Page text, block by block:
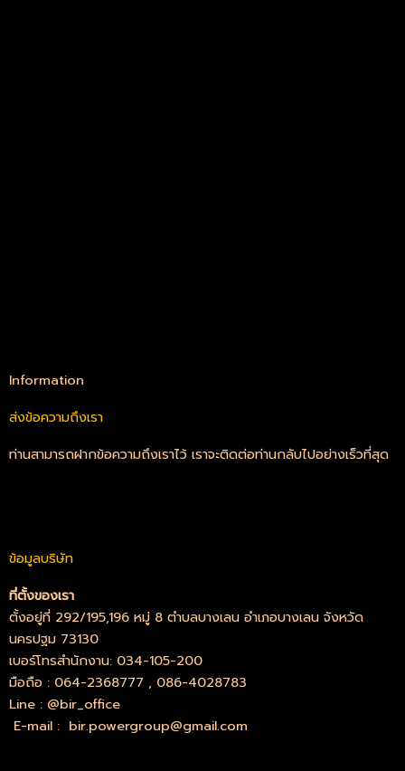
Information
ส่งข้อความถึงเรา
ท่านสามารถฝากข้อความถึงเราไว้ เราจะติดต่อท่านกลับไปอย่างเร็วที่สุด
ข้อมูลบริษัท
ที่ตั้งของเรา
ตั้งอยู่ที่ 292/195,196 หมู่ 8 ตำบลบางเลน อำเภอบางเลน จังหวัด
นครปฐม 73130
เบอร์โทรสำนักงาน: 034-105-200
มือถือ : 064-2368777 , 086-4028783
Line : @bir_office
E-mail : bir.powergroup@gmail.com